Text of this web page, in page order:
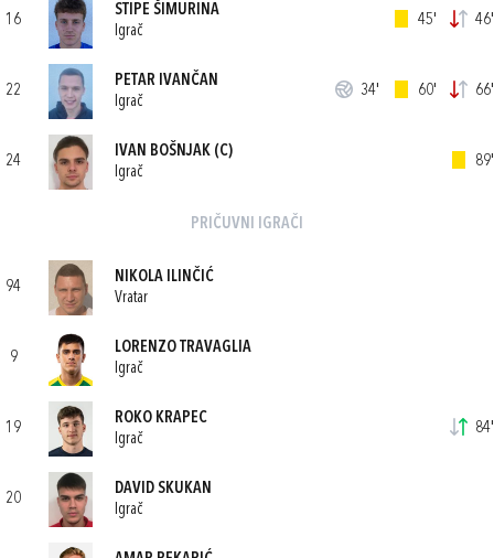
16
STIPE ŠIMURINA
Igrač
45' 46'
22
PETAR IVANČAN
Igrač
34' 60' 66'
24
IVAN BOŠNJAK (C)
Igrač
89'
PRIČUVNI IGRAČI
94
NIKOLA ILINČIĆ
Vratar
9
LORENZO TRAVAGLIA
Igrač
19
ROKO KRAPEC
Igrač
84'
20
DAVID SKUKAN
Igrač